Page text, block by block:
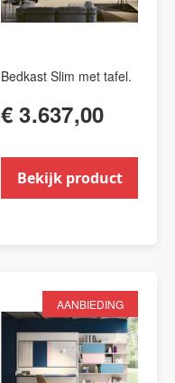
Bedkast Slim met tafel.
€ 3.637,00
Bekijk product
AANBIEDING